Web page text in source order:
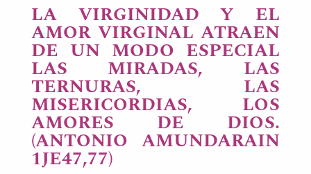
LA VIRGINIDAD Y EL
AMOR VIRGINAL ATRAEN
DE UN MODO ESPECIAL
LAS MIRADAS, LAS
TERNURAS, LAS
MISERICORDIAS, LOS
AMORES DE DIOS.
(ANTONIO AMUNDARAIN
1JE47,77)